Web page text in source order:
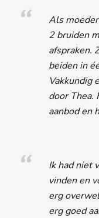
Als
2 bruiden
afspraken.
beiden in
Vakkundig
door Thea.
aanbod en
Ik had niet
vinden en
erg
erg goed